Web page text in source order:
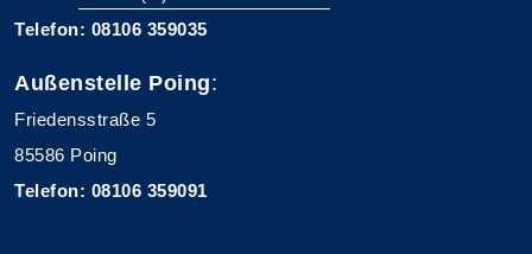
Telefon: 08106 359035
Außenstelle Poing:
Friedensstraße 5
85586 Poing
Telefon: 08106 359091